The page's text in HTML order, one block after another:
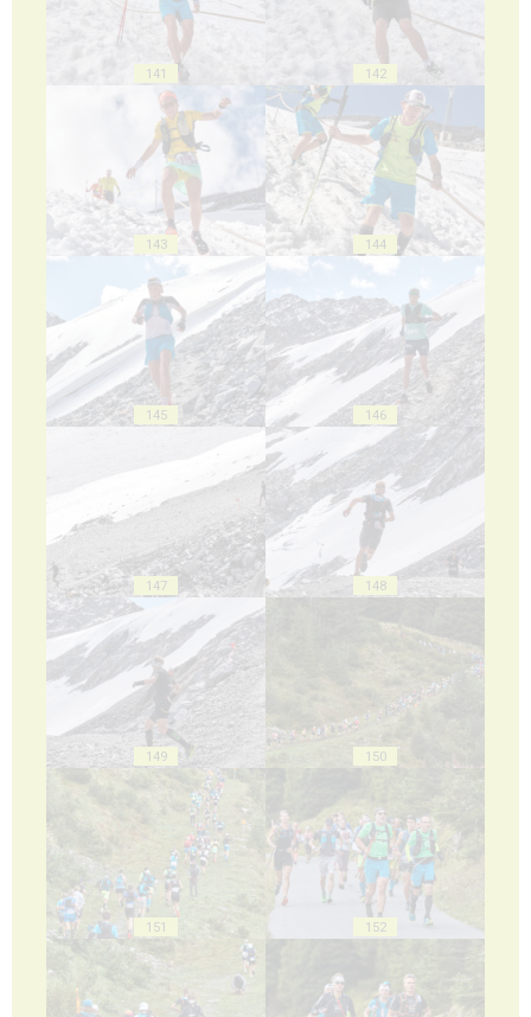
141 142
143 144
145 146
147 148
149 150
151 152